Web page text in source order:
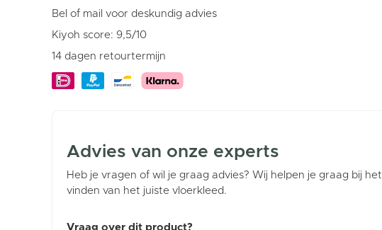
cm
Bel of mail voor deskundig advies
Kiyoh score: 9,5/10
14 dagen retourtermijn
Advies van onze experts
Heb je vragen of wil je graag advies? Wij helpen je graag bij het
vinden van het juiste vloerkleed.
Vraag over dit product?